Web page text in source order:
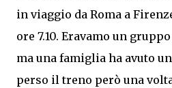
in viaggio da Roma a
ore 7.10. Eravamo un
ma una famiglia ha avuto
perso il treno però una